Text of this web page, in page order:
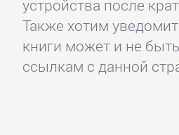
устройства после
Также хотим
книги может и не
ссылкам с данной